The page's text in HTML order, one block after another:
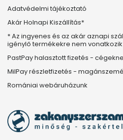
Adatvédelmi tájékoztató
Akár Holnapi Kiszállítás*
* Az ingyenes és az akár aznapi
igénylő termékekre nem vonatkozik
PastPay halasztott fizetés -
MilPay részletfizetés -
Romániai webáruházunk